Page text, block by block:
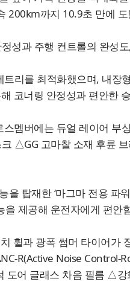
200km까지 10.9초 만에
성과 주행 컨트롤의 완성
리를 최적화했으며, 내장
코너링 안정성과 편안한
멤버에는 듀얼 레이어 부
△GG 고마찰 소재 후륜 브
을 탑재한 ‘마그마 전용 파
제공해 운전자에게 편안
휠과 광폭 썸머 타이어가
R(Active Noise Control-
어 글래스 차음 필름 △강